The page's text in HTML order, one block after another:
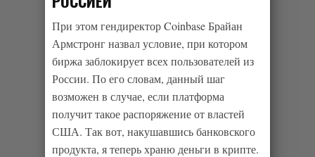
При этом гендиректор Coinbase Брайан
Армстронг назвал условие, при котором
биржа заблокирует всех пользователей из
России. По его словам, данный шаг
возможен в случае, если платформа
получит такое распоряжение от властей
США. Так вот, накушавшись банковского
продукта, я теперь храню деньги в крипте.